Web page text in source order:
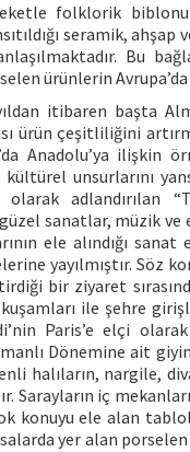
folklorik
seramik,
Bu
ürünlerin
itibaren başta
ürün çeşitliliğini
Anadolu’ya ilişkin
unsurlarını
adlandırılan
sanatlar, müzik
ele alındığı sanat
yayılmıştır. Söz
bir ziyaret
ile şehre
Paris’e elçi
Dönemine ait
halıların, nargile,
Sarayların iç
konuyu ele alan
yer alan